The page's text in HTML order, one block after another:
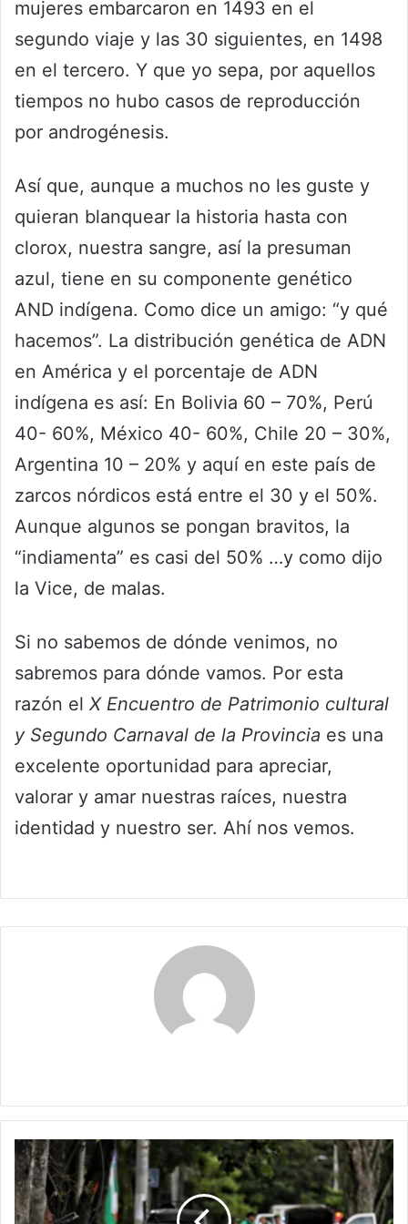
mujeres embarcaron en 1493 en el
segundo viaje y las 30 siguientes, en 1498
en el tercero. Y que yo sepa, por aquellos
tiempos no hubo casos de reproducción
por androgénesis.
Así que, aunque a muchos no les guste y
quieran blanquear la historia hasta con
clorox, nuestra sangre, así la presuman
azul, tiene en su componente genético
AND indígena. Como dice un amigo: “y qué
hacemos”. La distribución genética de ADN
en América y el porcentaje de ADN
indígena es así: En Bolivia 60 – 70%, Perú
40- 60%, México 40- 60%, Chile 20 – 30%,
Argentina 10 – 20% y aquí en este país de
zarcos nórdicos está entre el 30 y el 50%.
Aunque algunos se pongan bravitos, la
“indiamenta” es casi del 50% …y como dijo
la Vice, de malas.
Si no sabemos de dónde venimos, no
sabremos para dónde vamos. Por esta
razón el X Encuentro de Patrimonio cultural
y Segundo Carnaval de la Provincia es una
excelente oportunidad para apreciar,
valorar y amar nuestras raíces, nuestra
identidad y nuestro ser. Ahí nos vemos.
El
negocio
del
miedo: